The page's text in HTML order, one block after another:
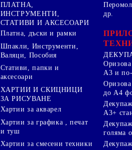
ПЛАТНА,
ИНСТРУМЕНТИ,
СТАТИВИ И АКСЕСОАРИ
Платна, дъски и рамки
Шпакли, Инструменти,
Валяци, Пособия
Стативи, папки и
аксесоари
ХАРТИИ И СКИЦНИЦИ
ЗА РИСУВАНЕ
Хартии за акварел
Хартии за графика , печат
и туш
Хартии за смесени техники
др.
А3 и
до А4
А3+
голяма